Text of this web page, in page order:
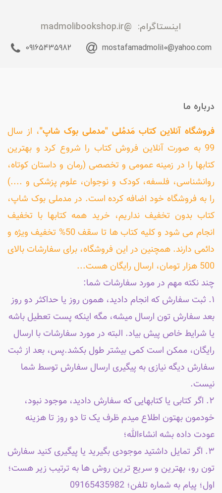
اینستاگرام: @madmolibookshop.ir
mostafamadmoli10@yahoo.com
09165435982
درباره ما
فروشگاه آنلاین کتاب مَدمُلی "مدملی بوک شاپ"، از سال
99 به صورت آنلاین فروش کتاب را شروع کرد و بهترین
کتابها را در زمینه عمومی و تخصصی (رمان و داستان کوتاه،
روانشناسی، فلسفه، کودک و نوجوان، علوم پزشکی و ....)
را به فروشگاه خود اضافه کرده است. در مدملی بوک شاپ،
کتاب بدون تخفیف نداریم، خرید همه کتابها با تخفیف
انجام می شود و کلیه کتاب ها تا سقف 50% تخفیف ویژه و
دائمی دارند. همچنین در این فروشگاه، برای سفارشات بالای
500 هزار تومان، ارسال رایگان هست...
چند نکته مهم در مورد سفارشات شما:
۱. ثبت سفارش که انجام دادید، همون روز یا حداکثر دو روز
بعد سفارش تون ارسال میشه، مگه اینکه پست تعطیل باشه
یا شرایط خاص پیش بیاد. البته در مورد سفارشات با ارسال
رایگان، ممکن است کمی بیشتر طول بکشد.پس، بعد از ثبت
سفارش دیگه نیازی به پیگیری ارسال سفارش توسط شما
نیست.
۲. اگر کتابی یا کتابهایی که سفارش دادید، موجود نبود،
خودمون بهتون اطلاع میدم ظرف یک تا دو روز تا هزینه
عودت داده بشه انشاءالله؛
۳. اگر تمایل داشتید موجودی بگیرید یا پیگیری کنید سفارش
تون رو، بهترین و سریع ترین روش ها به ترتیب زیر هست؛
اول؛ پیام به شماره تلفن؛ 09165435982